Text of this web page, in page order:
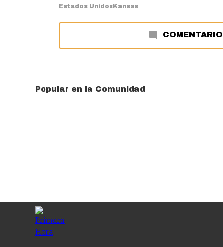
Estados UnidosKansas
Popular en la Comunidad